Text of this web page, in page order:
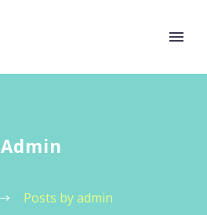
Admin
Posts by admin